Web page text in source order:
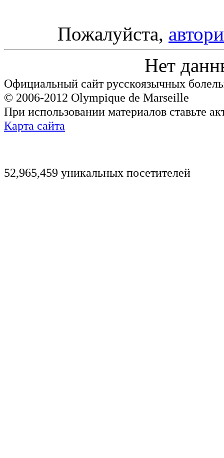
Пожалуйста,
Нет
Официальный сайт русскоязычных
© 2006-2012 Olympique de Marseille
При использовании материалов ставьте
Карта сайта
52,965,459 уникальных посетителей